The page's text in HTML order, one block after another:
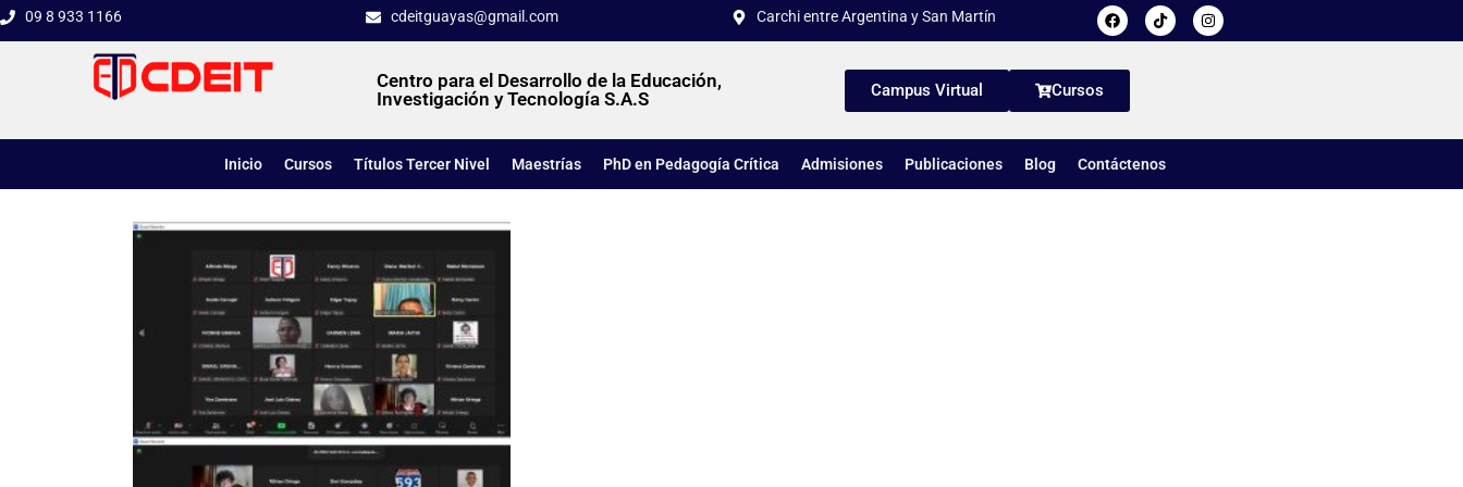
09 8 933 1166 cdeitguayas@gmail.com Carchi entre Argentina y San Martín
Centro para el Desarrollo de la Educación,
Investigación y Tecnología S.A.S
Campus Virtual Cursos
Inicio Cursos Títulos Tercer Nivel Maestrías PhD en Pedagogía Crítica Admisiones Publicaciones Blog Contáctenos